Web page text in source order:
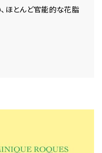
ほとんど官能的な花脂